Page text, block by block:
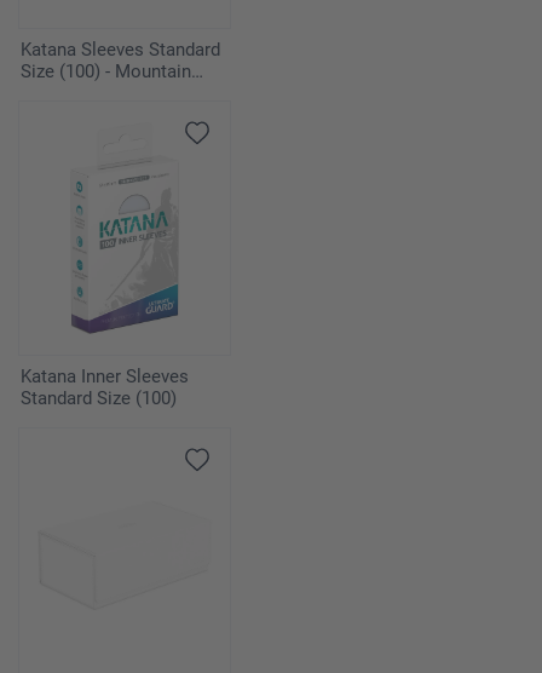
Katana Sleeves Standard
Size (100) - Mountain
Katana Inner Sleeves
Standard Size (100)